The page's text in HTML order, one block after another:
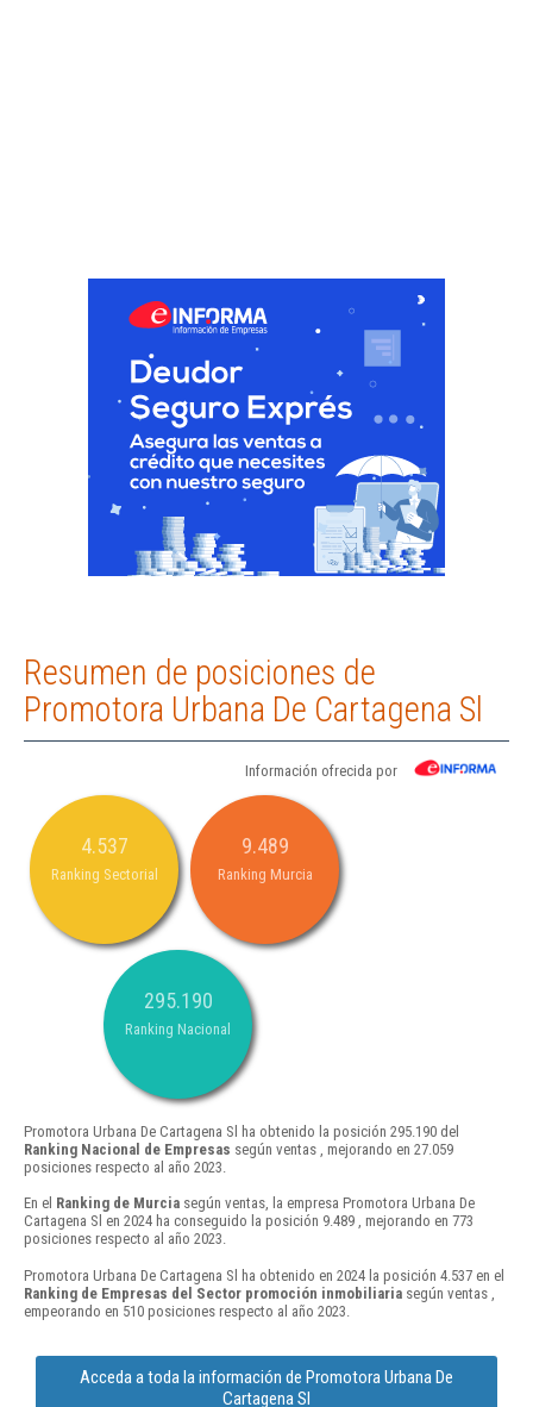
Resumen de posiciones de
Promotora Urbana De Cartagena Sl
Información ofrecida por
4.537
Ranking Sectorial
9.489
Ranking Murcia
295.190
Ranking Nacional
Promotora Urbana De Cartagena Sl ha obtenido la posición 295.190 del
Ranking Nacional de Empresas según ventas , mejorando en 27.059
posiciones respecto al año 2023.
En el Ranking de Murcia según ventas, la empresa Promotora Urbana De
Cartagena Sl en 2024 ha conseguido la posición 9.489 , mejorando en 773
posiciones respecto al año 2023.
Promotora Urbana De Cartagena Sl ha obtenido en 2024 la posición 4.537 en el
Ranking de Empresas del Sector promoción inmobiliaria según ventas ,
empeorando en 510 posiciones respecto al año 2023.
Acceda a toda la información de Promotora Urbana De
Cartagena Sl